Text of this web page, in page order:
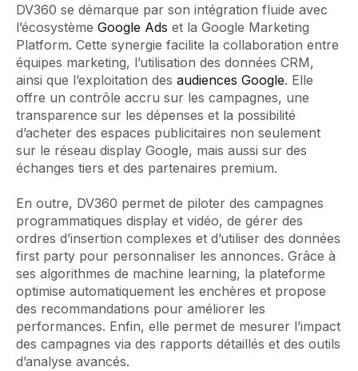
DV360 se démarque par son intégration fluide avec
l’écosystème Google Ads et la Google Marketing
Platform. Cette synergie facilite la collaboration entre
équipes marketing, l’utilisation des données CRM,
ainsi que l’exploitation des audiences Google. Elle
offre un contrôle accru sur les campagnes, une
transparence sur les dépenses et la possibilité
d’acheter des espaces publicitaires non seulement
sur le réseau display Google, mais aussi sur des
échanges tiers et des partenaires premium.
En outre, DV360 permet de piloter des campagnes
programmatiques display et vidéo, de gérer des
ordres d’insertion complexes et d’utiliser des données
first party pour personnaliser les annonces. Grâce à
ses algorithmes de machine learning, la plateforme
optimise automatiquement les enchères et propose
des recommandations pour améliorer les
performances. Enfin, elle permet de mesurer l’impact
des campagnes via des rapports détaillés et des outils
d’analyse avancés.